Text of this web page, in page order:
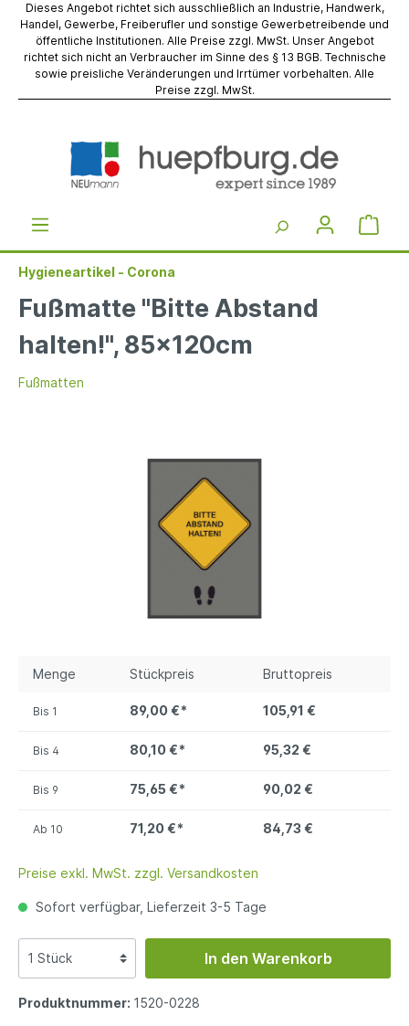
Dieses Angebot richtet sich ausschließlich an Industrie, Handwerk,
Handel, Gewerbe, Freiberufler und sonstige Gewerbetreibende und
öffentliche Institutionen. Alle Preise zzgl. MwSt. Unser Angebot
richtet sich nicht an Verbraucher im Sinne des § 13 BGB. Technische
sowie preisliche Veränderungen und Irrtümer vorbehalten. Alle
Preise zzgl. MwSt.
Hygieneartikel - Corona
Fußmatte "Bitte Abstand
halten!", 85x120cm
Fußmatten
Menge Stückpreis Bruttopreis
Bis 1 89,00 €* 105,91 €
Bis 4 80,10 €* 95,32 €
Bis 9 75,65 €* 90,02 €
Ab 10 71,20 €* 84,73 €
Preise exkl. MwSt. zzgl. Versandkosten
Sofort verfügbar, Lieferzeit 3-5 Tage
In den Warenkorb
Produktnummer: 1520-0228